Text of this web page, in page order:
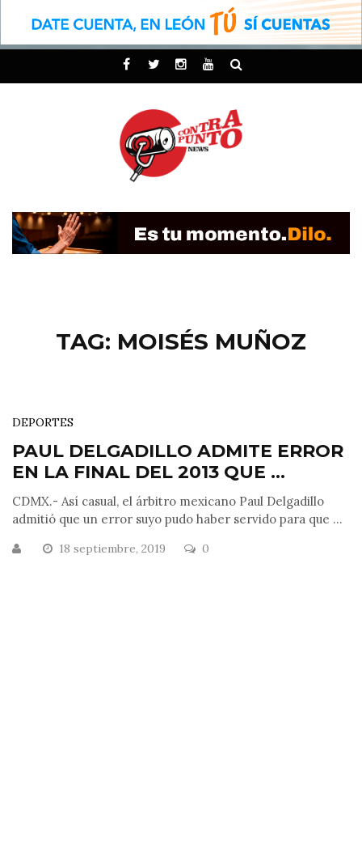
TAG: MOISÉS MUÑOZ
DEPORTES
PAUL DELGADILLO ADMITE ERROR
EN LA FINAL DEL 2013 QUE ...
CDMX.- Así casual, el árbitro mexicano Paul Delgadillo
admitió que un error suyo pudo haber servido para que ...
18 septiembre, 2019 0